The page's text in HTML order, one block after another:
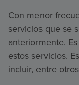
Con menor
servicios que se
anteriormente.
estos servicios.
incluir, entre